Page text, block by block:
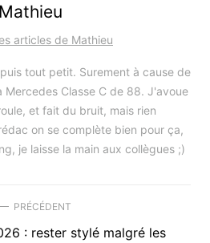
Mathieu
articles de Mathieu
tout petit. Surement à cause de
Mercedes Classe C de 88. J'avoue
et fait du bruit, mais rien
on se complète bien pour ça,
je laisse la main aux collègues ;)
PRÉCÉDENT
: rester stylé malgré les